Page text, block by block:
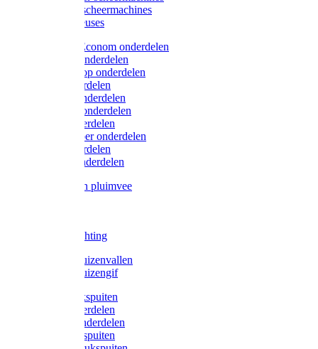
Constanta scheermachines
Wahl tondeuses
Aesculap/Econom onderdelen
Hauptner onderdelen
Lister/Liscop onderdelen
Eider onderdelen
Heiniger onderdelen
Constanta onderdelen
Moser onderdelen
Farm Clipper onderdelen
Oster onderdelen
TailWell onderdelen
Voerbakken pluimvee
LED verlichting
Ratten / Muizenvallen
Ratten / Muizengif
Gloria drukspuiten
Gloria onderdelen
Gardena onderdelen
Dario drukspuiten